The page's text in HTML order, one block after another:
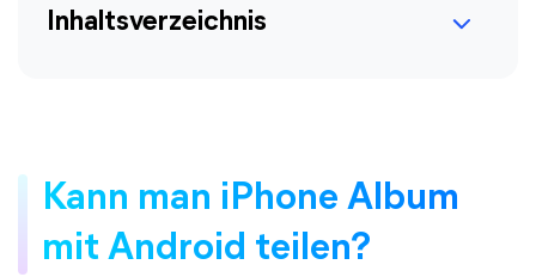
Inhaltsverzeichnis
Kann man iPhone Album
mit Android teilen?